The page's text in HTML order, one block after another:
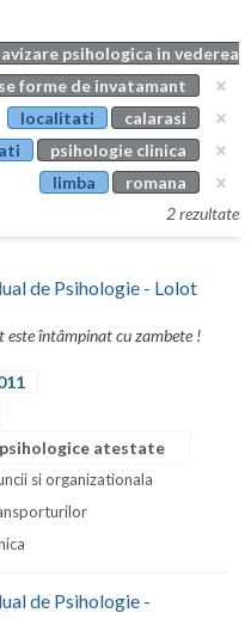
psihologica in vederea
forme de invatamant
localitati
calarasi
psihologie clinica
limba
romana
2 rezultate
de Psihologie - Lolot
este întâmpinat cu zambete !
atestate
si organizationala
de Psihologie -